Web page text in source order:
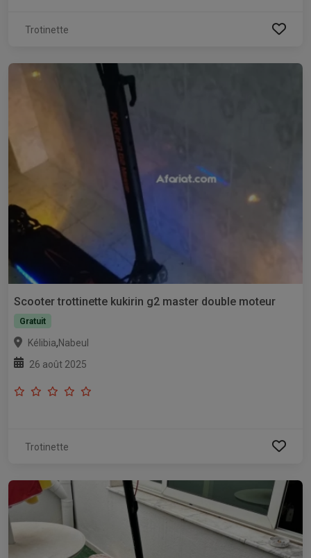
Trotinette
Scooter trottinette kukirin g2 master double moteur
Gratuit
Kélibia,Nabeul
26 août 2025
Trotinette